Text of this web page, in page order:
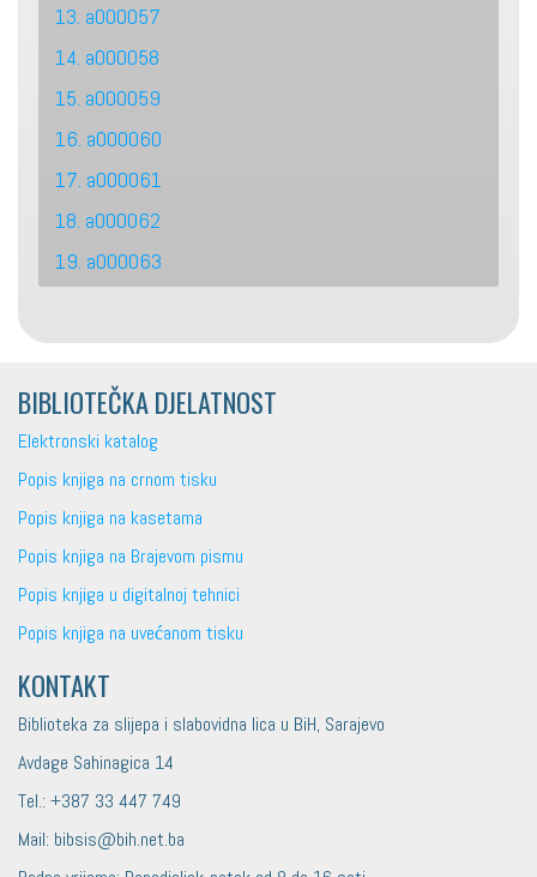
13. a000057
14. a000058
15. a000059
16. a000060
17. a000061
18. a000062
19. a000063
BIBLIOTEČKA DJELATNOST
Elektronski katalog
Popis knjiga na crnom tisku
Popis knjiga na kasetama
Popis knjiga na Brajevom pismu
Popis knjiga u digitalnoj tehnici
Popis knjiga na uvećanom tisku
KONTAKT
Biblioteka za slijepa i slabovidna lica u BiH, Sarajevo
Avdage Sahinagica 14
Tel.: +387 33 447 749
Mail: bibsis@bih.net.ba